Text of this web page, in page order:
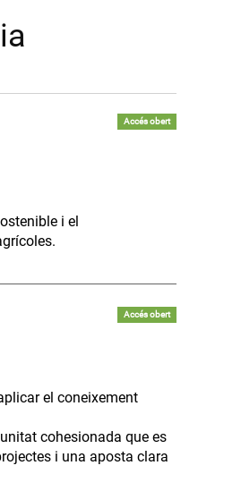
Accés obert
i el
Accés obert
el coneixement
cohesionada que es
i una aposta clara